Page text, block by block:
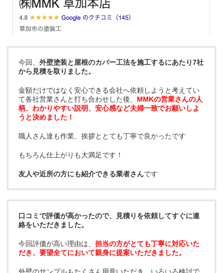
今回、外壁塗装と屋根のカバー工法を施工するにあたり7社
から見積を取りました。
金額だけではなく安心できる会社へ依頼しようと考えてい
て各社営業さんと打ち合わせした後、 MMKの営業さんの人
柄、わかりやすい説明、安心感など夫婦一致でお願いしよ
うと決めました！
職人さん達も作業、挨拶ととても丁寧で良かったです
もちろん仕上がりも大満足です！
友人や近所の方にも紹介できる業者さんです
口コミで評価が高かったので、見積りを依頼してすぐに連
絡をいただきました。
今回評価が高い理由は、担当の方がとても丁寧に対応いた
だき、要望全てにおいて親身に提案いただきました。
外壁のサンプルもたくさん用意いただき、いろいろ検討で